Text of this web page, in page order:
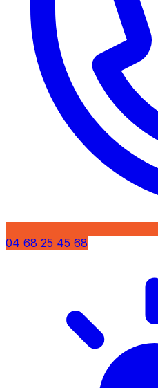
04 68 25 45 68